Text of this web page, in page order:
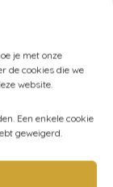
je met onze
de cookies die we
website.
Een enkele cookie
geweigerd.
exclusieve
ouders. Ze
uitgeroepen tot
en buggy’s –